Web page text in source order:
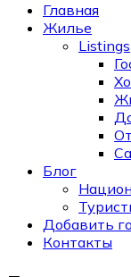
Главная
Жилье
Listings
Блог
Добавить
Контакты